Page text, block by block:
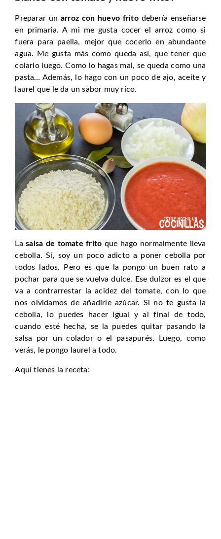
Preparar un arroz con huevo fritodebería enseñarse
en primaria. A mi me gusta cocer el arroz como si
fuera para paella, mejor que cocerlo en abundante
agua. Me gusta más como queda así, que tener que
colarlo luego. Como lo hagas mal, se queda como una
pasta… Además, lo hago con un poco de ajo, aceite y
laurel que le da un sabor muy rico.
Lasalsa de tomate frito que hago normalmente lleva
cebolla. Sí, soy un poco adicto a poner cebolla por
todos lados. Pero es que la pongo un buen rato a
pochar para que se vuelva dulce. Ese dulzor es el que
va a contrarrestar la acidez del tomate, con lo que
nos olvidamos de añadirle azúcar. Si no te gusta la
cebolla, lo puedes hacer igual y al final de todo,
cuando esté hecha, se la puedes quitar pasando la
salsa por un colador o el pasapurés. Luego, como
verás, le pongo laurel a todo.
Aquí tienes la receta: